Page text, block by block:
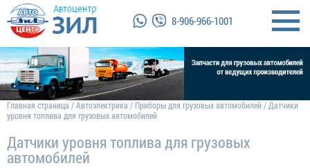
8-906-966-1001
Главная страница /Автоэлектрика / Приборы для грузовых автомобилей / Датчики
уровня топлива для грузовых автомобилей
Датчики уровня топлива для грузовых
автомобилей